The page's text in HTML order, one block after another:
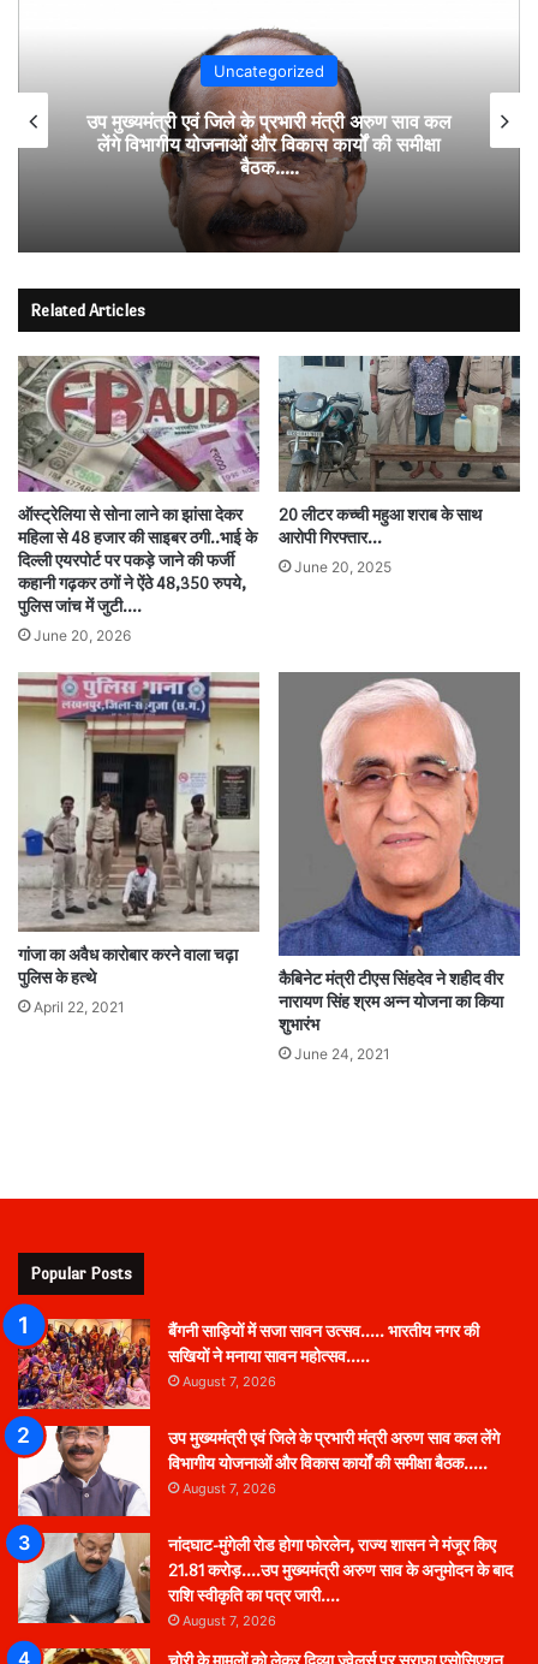
Uncategorized
उप मुख्यमंत्री एवं जिले के प्रभारी मंत्री अरुण साव कल
लेंगे विभागीय योजनाओं और विकास कार्यों की समीक्षा
बैठक…..
Related Articles
ऑस्ट्रेलिया से सोना लाने का झांसा देकर
महिला से 48 हजार की साइबर ठगी..भाई के
दिल्ली एयरपोर्ट पर पकड़े जाने की फर्जी
कहानी गढ़कर ठगों ने ऐंठे 48,350 रुपये,
पुलिस जांच में जुटी….
June 20, 2026
20 लीटर कच्ची महुआ शराब के साथ
आरोपी गिरफ्तार…
June 20, 2025
गांजा का अवैध कारोबार करने वाला चढ़ा
पुलिस के हत्थे
April 22, 2021
कैबिनेट मंत्री टीएस सिंहदेव ने शहीद वीर
नारायण सिंह श्रम अन्न योजना का किया
शुभारंभ
June 24, 2021
Popular Posts
बैंगनी साड़ियों में सजा सावन उत्सव….. भारतीय नगर की
सखियों ने मनाया सावन महोत्सव…..
August 7, 2026
उप मुख्यमंत्री एवं जिले के प्रभारी मंत्री अरुण साव कल लेंगे
विभागीय योजनाओं और विकास कार्यों की समीक्षा बैठक…..
August 7, 2026
नांदघाट-मुंगेली रोड होगा फोरलेन, राज्य शासन ने मंजूर किए
21.81 करोड़….उप मुख्यमंत्री अरुण साव के अनुमोदन के बाद
राशि स्वीकृति का पत्र जारी….
August 7, 2026
चोरी के मामलों को लेकर दिव्या ज्वेलर्स पर सराफा एसोसिएशन